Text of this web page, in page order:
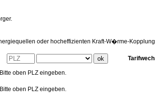
oder hocheffizienten Kraft-W�rme-
Bitte oben PLZ eingeben.
Bitte oben PLZ eingeben.